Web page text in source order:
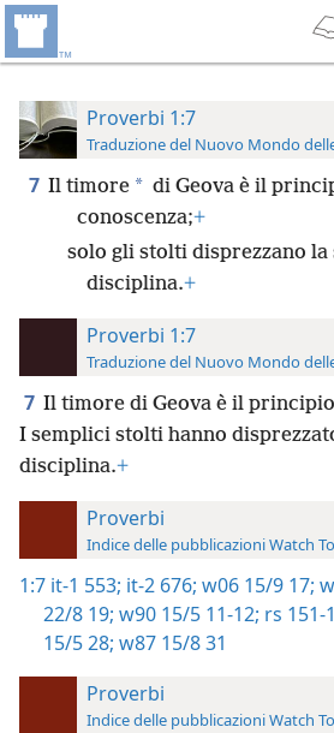
Proverbi 1:7
Traduzione del Nuovo Mondo
7 Il timore * di Geova è il
conoscenza;+
solo gli stolti disprezzano la
disciplina.+
Proverbi 1:7
Traduzione del Nuovo Mondo
7 Il timore di Geova è il
I semplici stolti hanno
disciplina.+
Proverbi
Indice delle pubblicazioni Watch
1:7 it-1 553; it-2 676; w06 15/9 17;
22/8 19; w90 15/5 11-12; rs 151-
15/5 28; w87 15/8 31
Proverbi
Indice delle pubblicazioni Watch